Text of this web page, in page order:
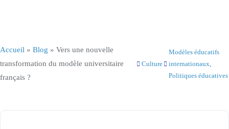
Accueil » Blog » Vers une nouvelle
transformation du modèle universitaire
français ?
Culture
Modèles éducatifs
internationaux ,
Politiques éducatives